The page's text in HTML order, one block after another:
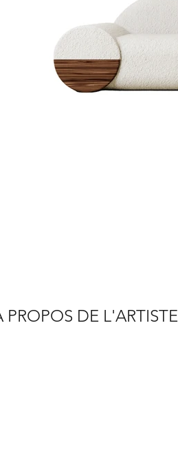
PROPOS DE L'ARTISTE